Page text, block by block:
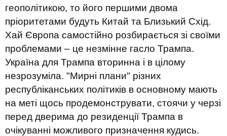
геополітикою, то його першими двома
пріоритетами будуть Китай та Близький Схід.
Хай Європа самостійно розбирається зі своїми
проблемами – це незмінне гасло Трампа.
Україна для Трампа вторинна і в цілому
незрозуміла. "Мирні плани" різних
республіканських політиків в основному мають
на меті щось продемонструвати, стоячи у черзі
перед дверима до резиденції Трампа в
очікуванні можливого призначення кудись.